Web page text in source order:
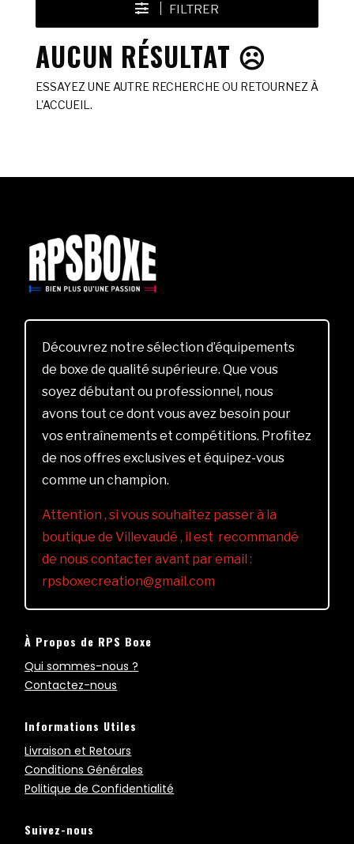
FILTRER
AUCUN RÉSULTAT ☹️
ESSAYEZ UNE AUTRE RECHERCHE OU RETOURNEZ À
L'ACCUEIL.
Découvrez notre sélection d’équipements
de boxe de qualité supérieure. Que vous
soyez débutant ou professionnel, nous
avons tout ce dont vous avez besoin pour
vos entraînements et compétitions. Profitez
de nos offres exclusives et équipez-vous
comme un champion.
Attention , si vous souhaitez passer à la
boutique de Villevaudé , il est recommandé
de nous contacter avant par email :
rpsboxecreation@gmail.com
À Propos de RPS Boxe
Qui sommes-nous ?
Contactez-nous
Informations Utiles
Livraison et Retours
Conditions Générales
Politique de Confidentialité
Suivez-nous